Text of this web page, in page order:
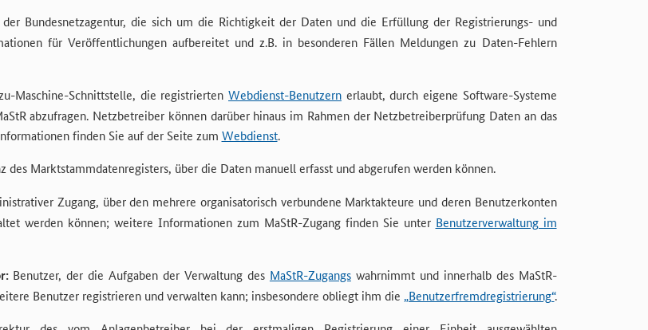
Bundesnetzagentur, die sich um die Richtigkeit der Daten und die Erfüllung der Registrierungs- und
für Veröffentlichungen aufbereitet und z.B. in besonderen Fällen Meldungen zu Daten-Fehlern
Maschine-Schnittstelle, die registriertenWebdienst-Benutzern erlaubt, durch eigene Software-Systeme
abzufragen. Netzbetreiber können darüber hinaus im Rahmen der Netzbetreiberprüfung Daten an das
finden Sie auf der Seite zum Webdienst.
des Marktstammdatenregisters, über die Daten manuell erfasst und abgerufen werden können.
Zugang, über den mehrere organisatorisch verbundene Marktakteure und deren Benutzerkonten
werden können; weitere Informationen zum MaStR-Zugang finden Sie unter Benutzerverwaltung im
Benutzer, der die Aufgaben der Verwaltung des MaStR-Zugangswahrnimmt und innerhalb des MaStR-
Benutzer registrieren und verwalten kann; insbesondere obliegt ihm die „Benutzerfremdregistrierung“.